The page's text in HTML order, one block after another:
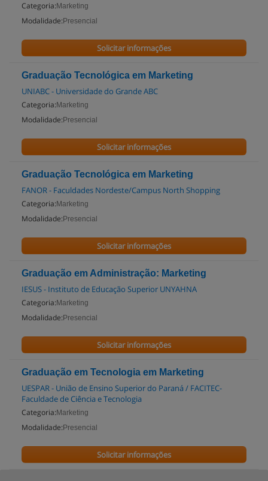
Categoria: Marketing
Modalidade: Presencial
Solicitar informações
Graduação Tecnológica em Marketing
UNIABC - Universidade do Grande ABC
Categoria: Marketing
Modalidade: Presencial
Solicitar informações
Graduação Tecnológica em Marketing
FANOR - Faculdades Nordeste/Campus North Shopping
Categoria: Marketing
Modalidade: Presencial
Solicitar informações
Graduação em Administração: Marketing
IESUS - Instituto de Educação Superior UNYAHNA
Categoria: Marketing
Modalidade: Presencial
Solicitar informações
Graduação em Tecnologia em Marketing
UESPAR - União de Ensino Superior do Paraná / FACITEC-
Faculdade de Ciência e Tecnologia
Categoria: Marketing
Modalidade: Presencial
Solicitar informações